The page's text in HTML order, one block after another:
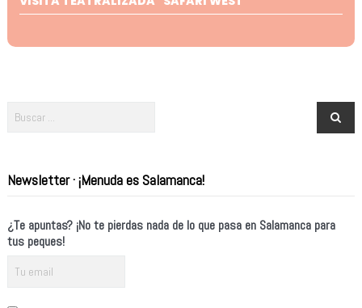
Newsletter · ¡Menuda es Salamanca!
¿Te apuntas? ¡No te pierdas nada de lo que pasa en Salamanca para
tus peques!